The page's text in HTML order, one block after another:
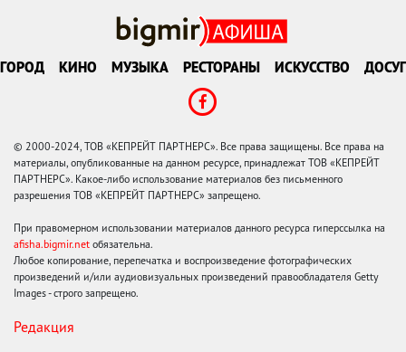
ГОРОД КИНО МУЗЫКА РЕСТОРАНЫ ИСКУССТВО ДОСУГ
© 2000-2024, ТОВ «КЕПРЕЙТ ПАРТНЕРС». Все права защищены. Все права на
материалы, опубликованные на данном ресурсе, принадлежат ТОВ «КЕПРЕЙТ
ПАРТНЕРС». Какое-либо использование материалов без письменного
разрешения ТОВ «КЕПРЕЙТ ПАРТНЕРС» запрещено.
При правомерном использовании материалов данного ресурса гиперссылка на
afisha.bigmir.net обязательна.
Любое копирование, перепечатка и воспроизведение фотографических
произведений и/или аудиовизуальных произведений правообладателя Getty
Images - строго запрещено.
Редакция